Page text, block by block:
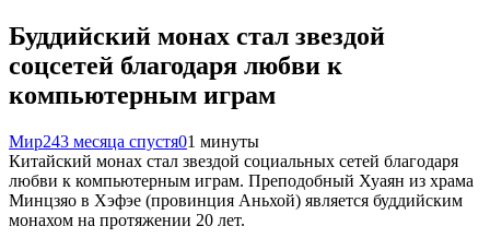
Буддийский монах стал звездой
соцсетей благодаря любви к
компьютерным играм
Мир243 месяца спустя01 минуты
Китайский монах стал звездой социальных сетей благодаря
любви к компьютерным играм. Преподобный Хуаян из храма
Минцзяо в Хэфэе (провинция Аньхой) является буддийским
монахом на протяжении 20 лет.